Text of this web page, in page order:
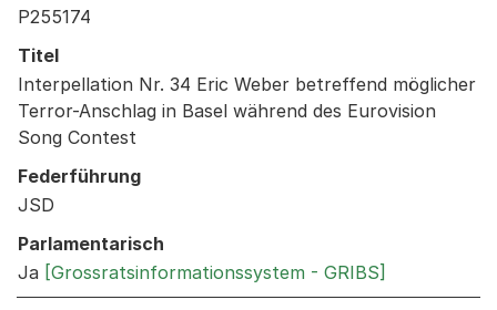
P255174
Titel
Interpellation Nr. 34 Eric Weber betreffend möglicher
Terror-Anschlag in Basel während des Eurovision
Song Contest
Federführung
JSD
Parlamentarisch
Ja [Grossratsinformationssystem - GRIBS]